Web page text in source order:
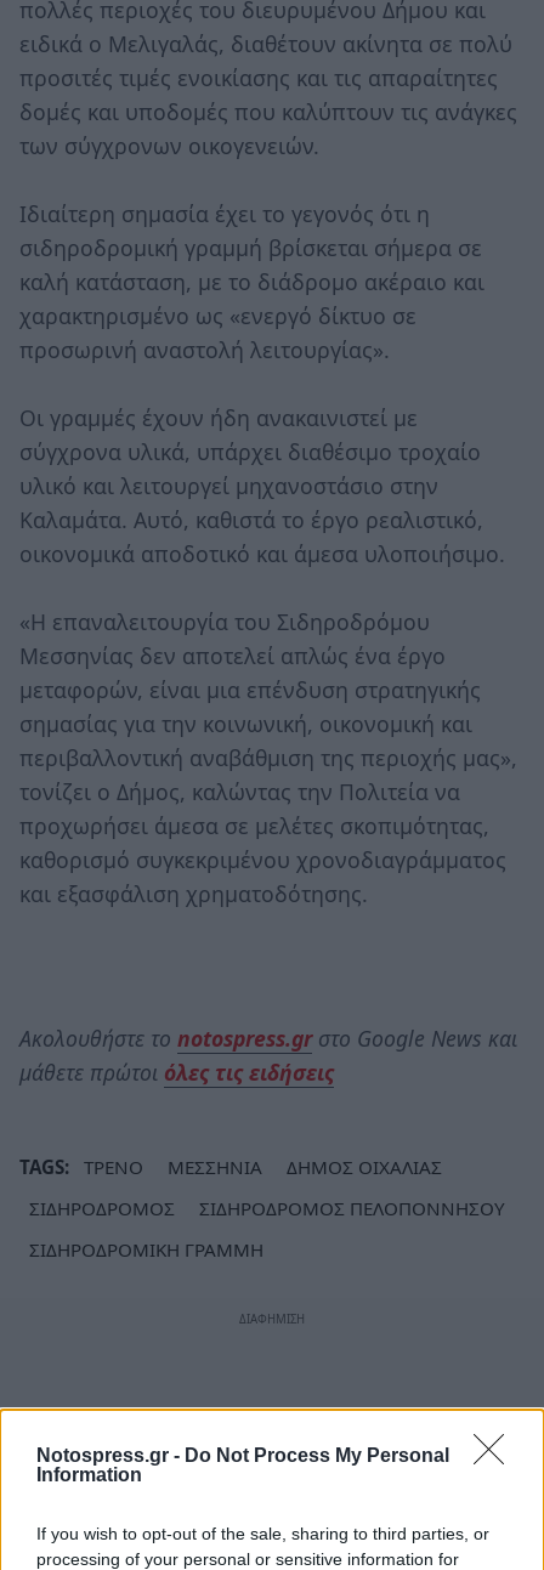
Notospress.gr - Do Not Process My Personal
Information
If you wish to opt-out of the sale, sharing to third parties, or
processing of your personal or sensitive information for
πολλές περιοχές του διευρυμένου Δήμου και
ειδικά ο Μελιγαλάς, διαθέτουν ακίνητα σε πολύ
προσιτές τιμές ενοικίασης και τις απαραίτητες
δομές και υποδομές που καλύπτουν τις ανάγκες
των σύγχρονων οικογενειών.
Ιδιαίτερη σημασία έχει το γεγονός ότι η
σιδηροδρομική γραμμή βρίσκεται σήμερα σε
καλή κατάσταση, με το διάδρομο ακέραιο και
χαρακτηρισμένο ως «ενεργό δίκτυο σε
προσωρινή αναστολή λειτουργίας».
Οι γραμμές έχουν ήδη ανακαινιστεί με
σύγχρονα υλικά, υπάρχει διαθέσιμο τροχαίο
υλικό και λειτουργεί μηχανοστάσιο στην
Καλαμάτα. Αυτό, καθιστά το έργο ρεαλιστικό,
οικονομικά αποδοτικό και άμεσα υλοποιήσιμο.
«Η επαναλειτουργία του Σιδηροδρόμου
Μεσσηνίας δεν αποτελεί απλώς ένα έργο
μεταφορών, είναι μια επένδυση στρατηγικής
σημασίας για την κοινωνική, οικονομική και
περιβαλλοντική αναβάθμιση της περιοχής μας»,
τονίζει ο Δήμος, καλώντας την Πολιτεία να
προχωρήσει άμεσα σε μελέτες σκοπιμότητας,
καθορισμό συγκεκριμένου χρονοδιαγράμματος
και εξασφάλιση χρηματοδότησης.
Ακολουθήστε το notospress.grστο Google News και
μάθετε πρώτοι όλες τις ειδήσεις
TAGS: ΤΡΕΝΟ ΜΕΣΣΗΝΙΑ
ΔΗΜΟΣ ΟΙΧΑΛΙΑΣ
ΣΙΔΗΡΟΔΡΟΜΟΣ
ΣΙΔΗΡΟΔΡΟΜΟΣ ΠΕΛΟΠΟΝΝΗΣΟΥ
ΣΙΔΗΡΟΔΡΟΜΙΚΗ ΓΡΑΜΜΗ